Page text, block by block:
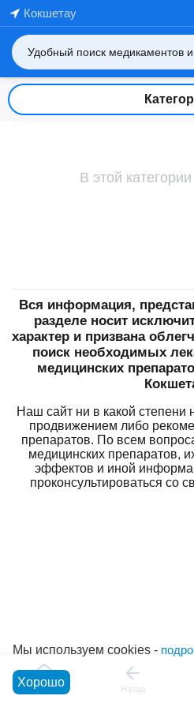
Кокшетау
В этой
Вся информация,
разделе носит
характер и призвана
поиск необходимых
медицинских
Наш сайт ни в какой степени
продвижением либо
препаратов. По всем
медицинских препаратов,
эффектов и иной
проконсультироваться со
Главная Назад
Мы используем cookies -
Хорошо